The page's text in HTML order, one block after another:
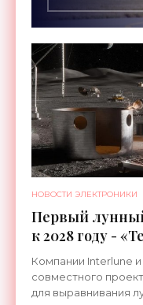
НОВОСТИ ЭЛЕКТРОНИКИ
Первый лунный
к 2028 году -
Компании Interlune
совместного
для выравнивания